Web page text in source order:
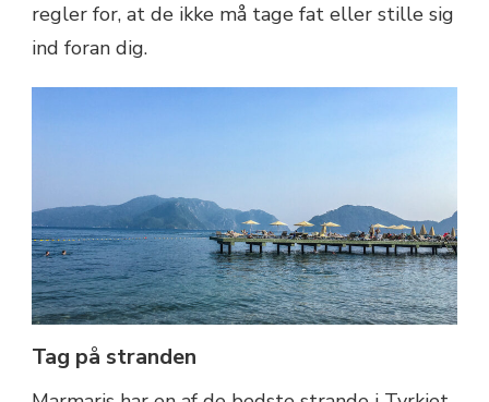
regler for, at de ikke må tage fat eller stille sig
ind foran dig.
Tag på stranden